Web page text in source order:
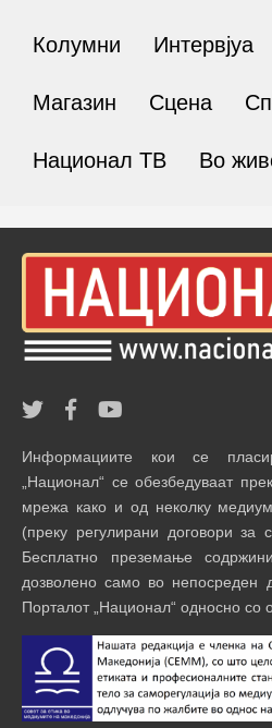
Колумни Интервјуа
Магазин Сцена
Национал ТВ Во
Информациите кои се
„Национал“ се обезбедуваат
мрежа како и од неколку
(преку регулирани договори за
Бесплатно преземање
дозволено само во непосреден
Порталот „Национал“ односно со